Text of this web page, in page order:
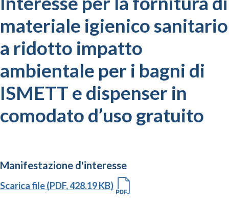
materiale igienico sanitario
a ridotto impatto
ambientale per i bagni di
ISMETT e dispenser in
comodato d’uso gratuito
Manifestazione d'interesse
Scarica file (PDF, 428.19 KB)